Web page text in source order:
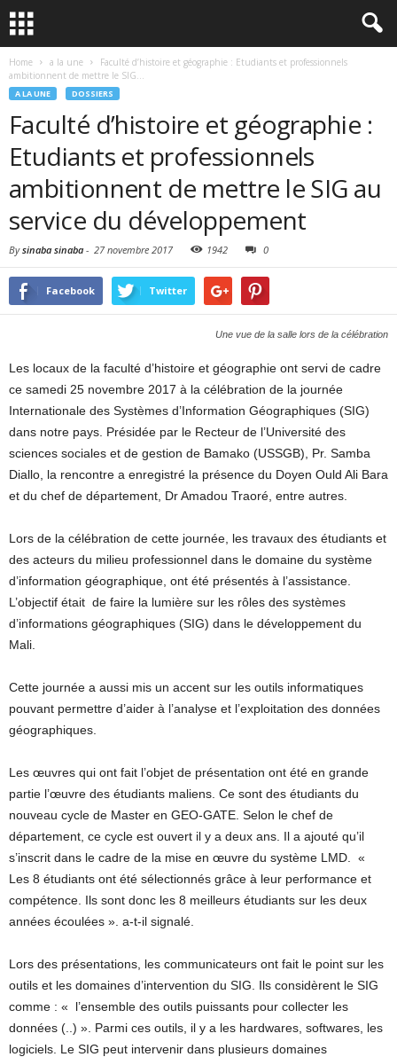
Home a la une
Faculté d’histoire et géographie : Etudiants et professionnels
ambitionnent de mettre le SIG...
A LA UNE DOSSIERS
Faculté d’histoire et géographie :
Etudiants et professionnels
ambitionnent de mettre le SIG au
service du développement
Bysinaba sinaba - 27 novembre 2017 1942 0
Facebook Twitter
Une vue de la salle lors de la célébration
Les locaux de la faculté d’histoire et géographie ont servi de cadre
ce samedi 25 novembre 2017 à la célébration de la journée
Internationale des Systèmes d’Information Géographiques (SIG)
dans notre pays. Présidée par le Recteur de l’Université des
sciences sociales et de gestion de Bamako (USSGB), Pr. Samba
Diallo, la rencontre a enregistré la présence du Doyen Ould Ali Bara
et du chef de département, Dr Amadou Traoré, entre autres.
Lors de la célébration de cette journée, les travaux des étudiants et
des acteurs du milieu professionnel dans le domaine du système
d’information géographique, ont été présentés à l’assistance.
L’objectif était de faire la lumière sur les rôles des systèmes
d’informations géographiques (SIG) dans le développement du
Mali.
Cette journée a aussi mis un accent sur les outils informatiques
pouvant permettre d’aider à l’analyse et l’exploitation des données
géographiques.
Les œuvres qui ont fait l’objet de présentation ont été en grande
partie l’œuvre des étudiants maliens. Ce sont des étudiants du
nouveau cycle de Master en GEO-GATE. Selon le chef de
département, ce cycle est ouvert il y a deux ans. Il a ajouté qu’il
s’inscrit dans le cadre de la mise en œuvre du système LMD. «
Les 8 étudiants ont été sélectionnés grâce à leur performance et
compétence. Ils sont donc les 8 meilleurs étudiants sur les deux
années écoulées ». a-t-il signalé.
Lors des présentations, les communicateurs ont fait le point sur les
outils et les domaines d’intervention du SIG. Ils considèrent le SIG
comme : « l’ensemble des outils puissants pour collecter les
données (..) ». Parmi ces outils, il y a les hardwares, softwares, les
logiciels. Le SIG peut intervenir dans plusieurs domaines